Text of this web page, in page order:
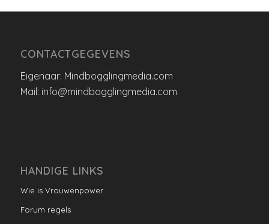
CONTACTGEGEVENS
Eigenaar: Mindbogglingmedia.com
Mail: info@mindbogglingmedia.com
HANDIGE LINKS
Wie is Vrouwenpower
Forum regels